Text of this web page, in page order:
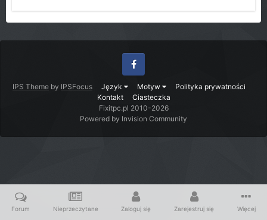
IPS Theme by IPSFocus Język Motyw
Polityka prywatności
Kontakt
Ciasteczka
Facebook
Fixitpc.pl 2010-2026
Powered by Invision Community
Forum Nieprzeczytane Zaloguj się Zarejestruj się Więcej